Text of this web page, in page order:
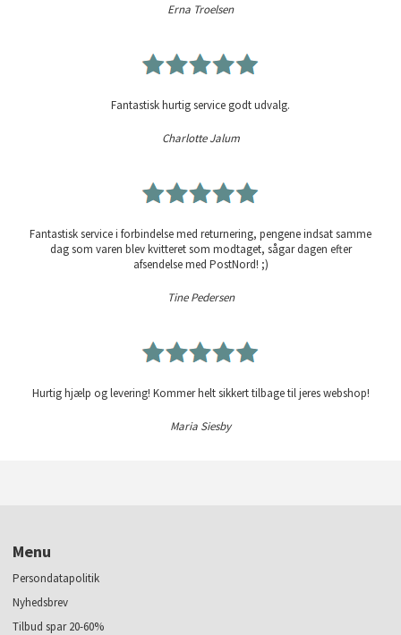
Erna Troelsen
Fantastisk hurtig service godt udvalg.
Charlotte Jalum
Fantastisk service i forbindelse med returnering, pengene indsat samme
dag som varen blev kvitteret som modtaget, sågar dagen efter
afsendelse med PostNord! ;)
Tine Pedersen
Hurtig hjælp og levering! Kommer helt sikkert tilbage til jeres webshop!
Maria Siesby
Menu
Persondatapolitik
Nyhedsbrev
Tilbud spar 20-60%